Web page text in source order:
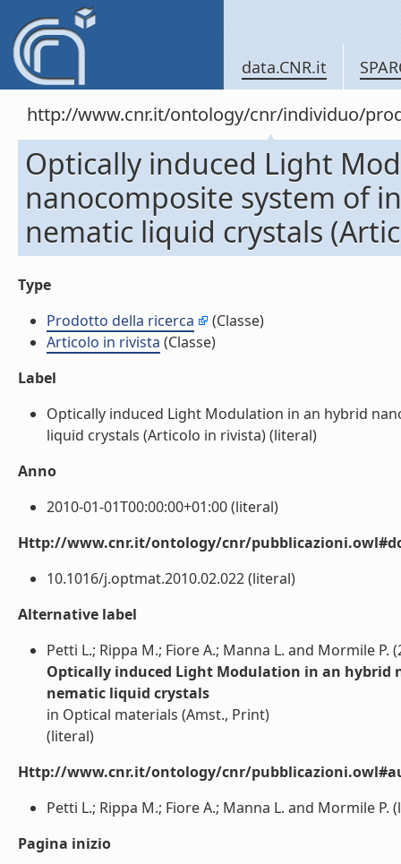
data.CNR.it
http://www.cnr.it/ontology/cnr/individuo/
Optically induced Light
nanocomposite system of
nematic liquid crystals
Type
Prodotto della ricerca
(Classe)
Articolo in rivista (Classe)
Label
Optically induced Light Modulation in an hybrid
liquid crystals (Articolo in rivista) (literal)
Anno
2010-01-01T00:00:00+01:00 (literal)
Http://www.cnr.it/ontology/cnr/
10.1016/j.optmat.2010.02.022 (literal)
Alternative label
Petti L.; Rippa M.; Fiore A.; Manna L. and Mormile P.
Optically induced Light Modulation in an hybrid
nematic liquid crystals
in Optical materials (Amst., Print)
(literal)
Http://www.cnr.it/ontology/cnr/
Petti L.; Rippa M.; Fiore A.; Manna L. and Mormile P.
Pagina inizio